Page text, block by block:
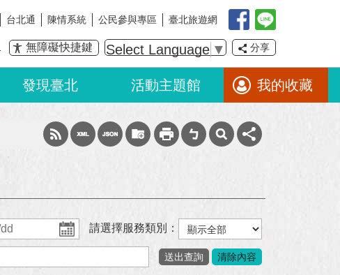
台北通 陳情系統 公民參與專區 臺北旅遊網
無障礙快捷鍵 Select Language ▼ 分享
發現臺北 活動主題館 我的收藏
請選擇服務類別：